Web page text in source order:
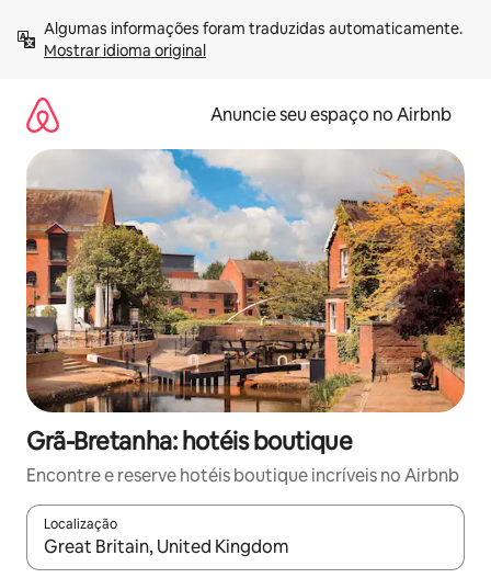
para
Mostrar idioma original
Anuncie seu espaço no Airbnb
Grã-Bretanha: hotéis boutique
Encontre e reserve hotéis boutique incríveis no Airbnb
Localização
Quando os resultados estiverem disponíveis, explore-os